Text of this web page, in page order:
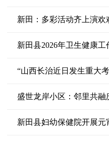
新田：多彩活动齐上演欢
新田县2026年卫生健康
“山西长治近日发生重大考
盛世龙岸小区：邻里共融
新田县妇幼保健院开展元